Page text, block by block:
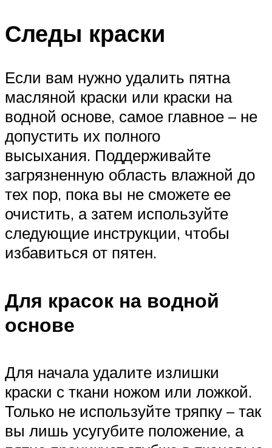
Следы краски
Если вам нужно удалить пятна
масляной краски или краски на
водной основе, самое главное – не
допустить их полного
высыхания. Поддерживайте
загрязненную область влажной до
тех пор, пока вы не сможете ее
очистить, а затем используйте
следующие инструкции, чтобы
избавиться от пятен.
Для красок на водной
основе
Для начала удалите излишки
краски с ткани ножом или ложкой.
Только не используйте тряпку – так
вы лишь усугубите положение, а